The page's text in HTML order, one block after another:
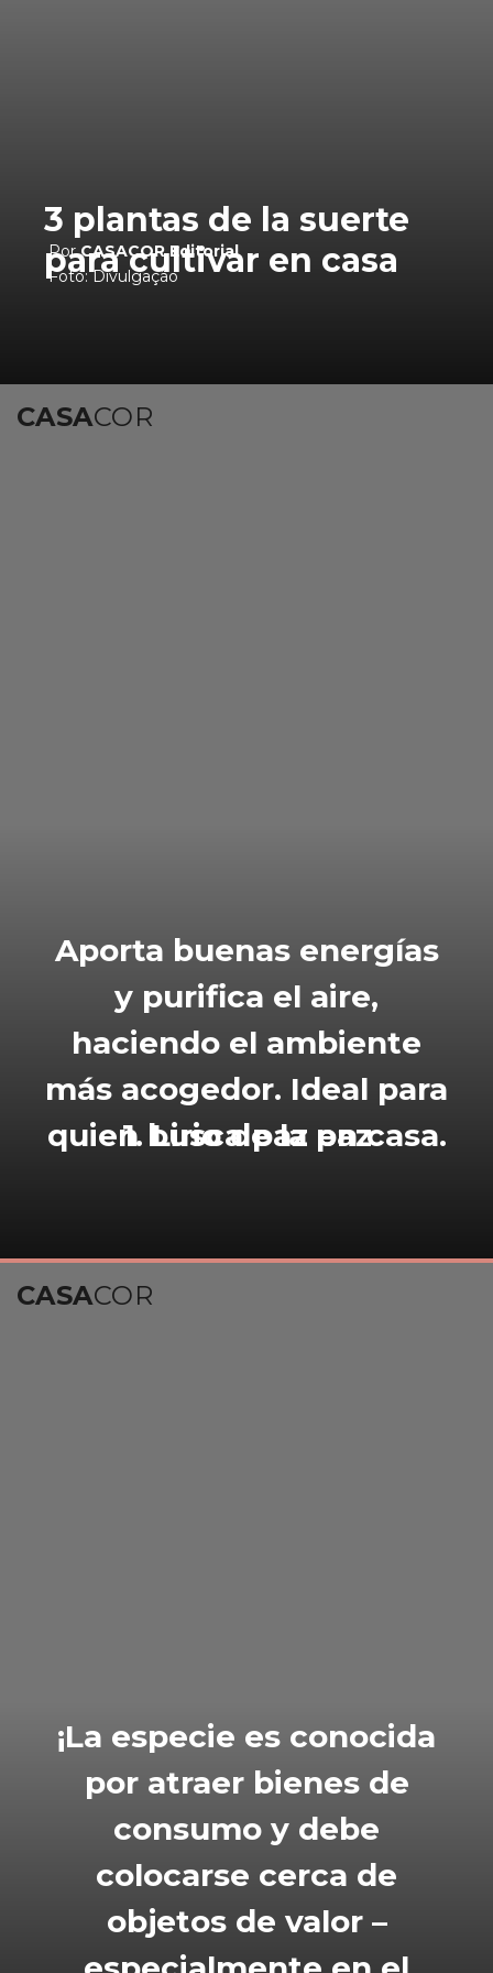
3 plantas de la suerte
para cultivar en casa
PorCASACOR Editorial
Foto: Divulgação
Aporta buenas energías
y purifica el aire,
haciendo el ambiente
más acogedor. Ideal para
quien busca paz en casa.
1. Lirio de la paz
CASACOR
¡La especie es conocida
por atraer bienes de
consumo y debe
colocarse cerca de
objetos de valor –
CASACOR